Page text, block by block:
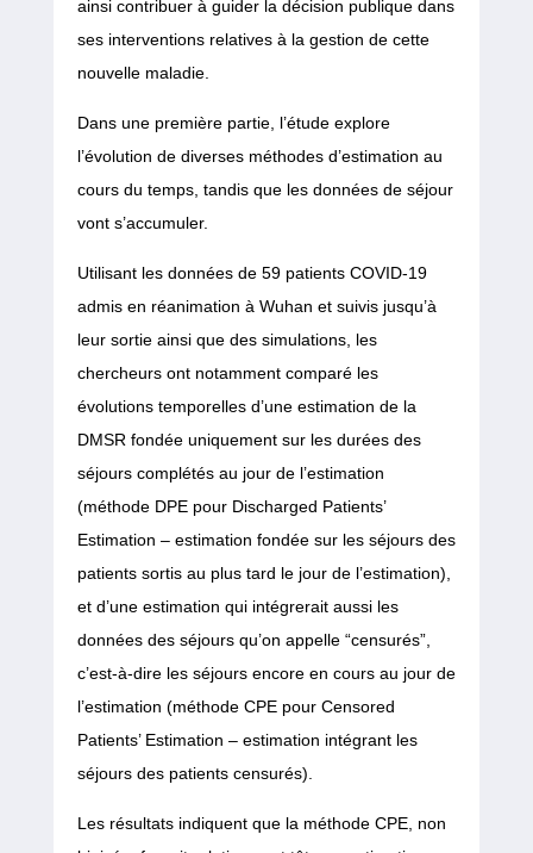
ainsi contribuer à guider la décision publique dans
ses interventions relatives à la gestion de cette
nouvelle maladie.
Dans une première partie, l’étude explore
l’évolution de diverses méthodes d’estimation au
cours du temps, tandis que les données de séjour
vont s’accumuler.
Utilisant les données de 59 patients COVID-19
admis en réanimation à Wuhan et suivis jusqu’à
leur sortie ainsi que des simulations, les
chercheurs ont notamment comparé les
évolutions temporelles d’une estimation de la
DMSR fondée uniquement sur les durées des
séjours complétés au jour de l’estimation
(méthode DPE pour Discharged Patients’
Estimation – estimation fondée sur les séjours des
patients sortis au plus tard le jour de l’estimation),
et d’une estimation qui intégrerait aussi les
données des séjours qu’on appelle “censurés”,
c’est-à-dire les séjours encore en cours au jour de
l’estimation (méthode CPE pour Censored
Patients’ Estimation – estimation intégrant les
séjours des patients censurés).
Les résultats indiquent que la méthode CPE, non